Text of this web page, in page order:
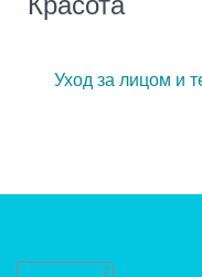
Уход за лицом и